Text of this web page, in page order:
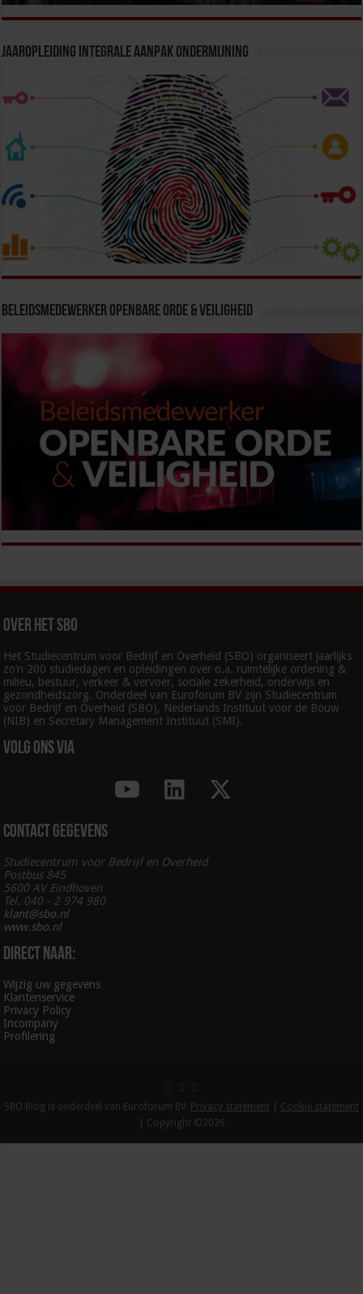
Jaaropleiding Integrale Aanpak Ondermijning
Beleidsmedewerker Openbare Orde & Veiligheid
Over het SBO
Het Studiecentrum voor Bedrijf en Overheid (SBO) organiseert jaarlijks
zo’n 200 studiedagen en opleidingen over o.a. ruimtelijke ordening &
milieu, bestuur, verkeer & vervoer, sociale zekerheid, onderwijs en
gezondheidszorg. Onderdeel van Euroforum BV zijn Studiecentrum
voor Bedrijf en Overheid (SBO), Nederlands Instituut voor de Bouw
(NIB) en Secretary Management Instituut (SMI).
Volg ons via
Contact gegevens
Studiecentrum voor Bedrijf en Overheid
Postbus 845
5600 AV Eindhoven
Tel. 040 - 2 974 980
klant@sbo.nl
www.sbo.nl
Direct naar:
Wijzig uw gegevens
Klantenservice
Privacy Policy
Incompany
Profilering
SBO Blog is onderdeel van Euroforum BV. Privacy statement
Cookie statement
| Copyright ©2026